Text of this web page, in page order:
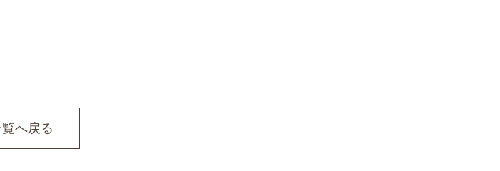
へ戻る